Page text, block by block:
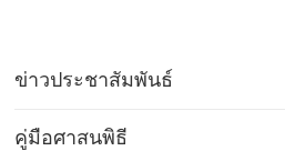
ข่าวประชาสัมพันธ์
คู่มือศาสนพิธี